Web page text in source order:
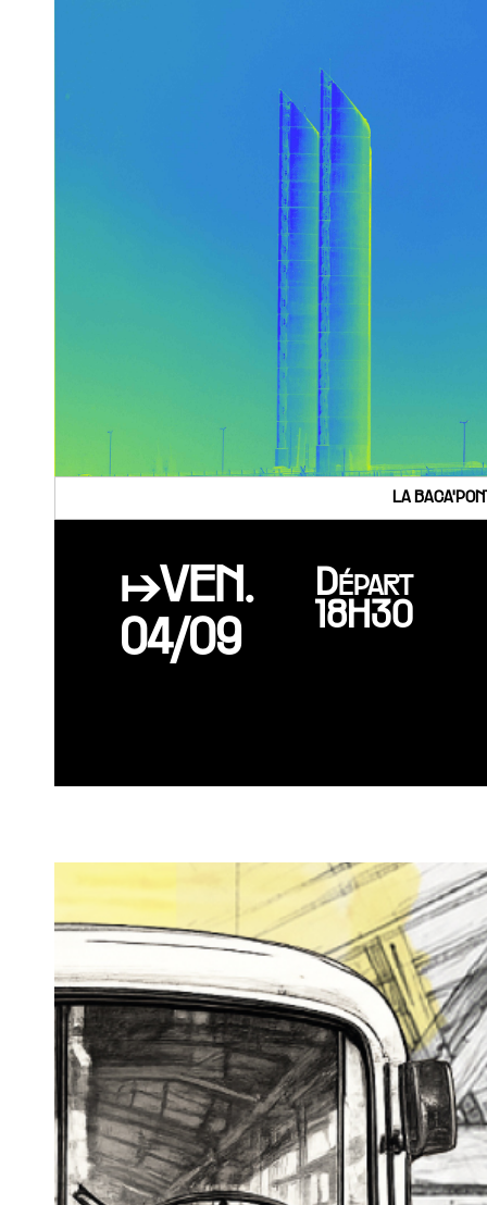
LA
↦VEN.
04/09
Départ
18H30